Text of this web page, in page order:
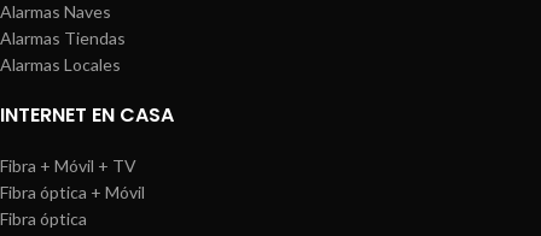
Alarmas Naves
Alarmas Tiendas
Alarmas Locales
INTERNET EN CASA
Fibra + Móvil + TV
Fibra óptica + Móvil
Fibra óptica